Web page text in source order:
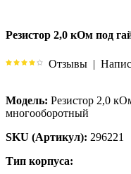
Резистор 2,0 кОм под
Отзывы |
Модель: Резистор 2,0
многооборотный
SKU (Артикул): 296221
Тип корпуса: